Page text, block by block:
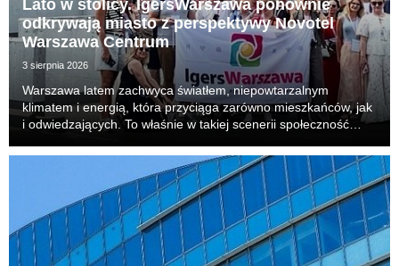
Lato w stolicy. IgersWarszawa ponownie
odkrywają miasto z perspektywy Novotel
Warszawa Centrum
3 sierpnia 2026
Warszawa latem zachwyca światłem, niepowtarzalnym
klimatem i energią, która przyciąga zarówno mieszkańców, jak
i odwiedzających. To właśnie w takiej scenerii społeczność
Warszawa Centrum na wyjątkowym Instameecie, podcz...